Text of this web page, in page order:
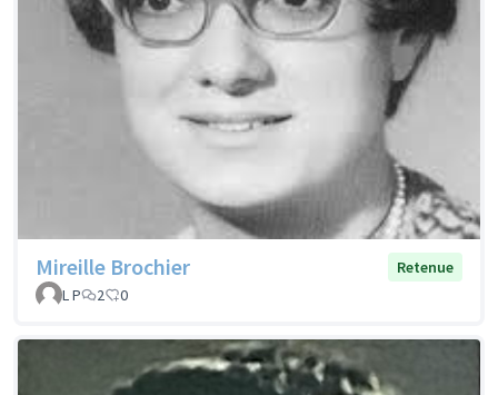
Mireille Brochier
Retenue
L P
2 0